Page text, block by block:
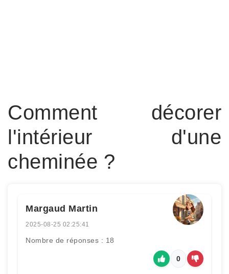
Comment décorer
l'intérieur d'une
cheminée ?
Margaud Martin
2025-08-25 02:25:41
Nombre de réponses : 18
0